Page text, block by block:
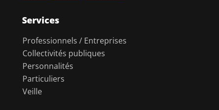
Services
Professionnels / Entreprises
Collectivités publiques
Personnalités
Particuliers
Veille